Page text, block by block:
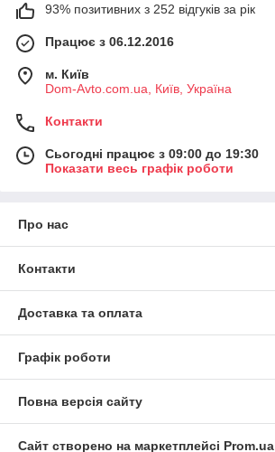
93% позитивних з 252 відгуків за рік
Працює з 06.12.2016
м. Київ
Dom-Avto.com.ua, Київ, Україна
Контакти
Сьогодні працює з 09:00 до 19:30
Показати весь графік роботи
Про нас
Контакти
Доставка та оплата
Графік роботи
Повна версія сайту
Сайт створено на маркетплейсі Prom.ua